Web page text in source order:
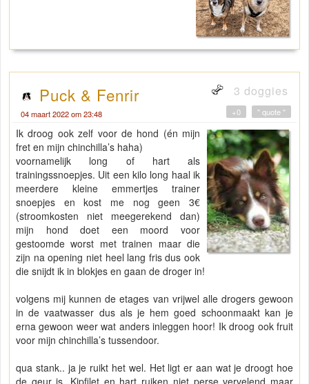
Puck & Fenrir 3 doggies
04 maart 2022 om 23:48 " quote "
+0
Ik droog ook zelf voor de hond (én mijn
fret en mijn chinchilla’s haha)
voornamelijk long of hart als
trainingssnoepjes. Uit een kilo long haal ik
meerdere kleine emmertjes trainer
snoepjes en kost me nog geen 3€
(stroomkosten niet meegerekend dan)
mijn hond doet een moord voor
gestoomde worst met trainen maar die
zijn na opening niet heel lang fris dus ook
die snijdt ik in blokjes en gaan de droger in!
volgens mij kunnen de etages van vrijwel alle drogers gewoon
in de vaatwasser dus als je hem goed schoonmaakt kan je
erna gewoon weer wat anders inleggen hoor! Ik droog ook fruit
voor mijn chinchilla’s tussendoor.
qua stank.. ja je ruikt het wel. Het ligt er aan wat je droogt hoe